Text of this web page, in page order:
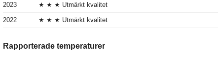
2023 ★ ★ ★ Utmärkt kvalitet
2022 ★ ★ ★ Utmärkt kvalitet
Rapporterade temperaturer